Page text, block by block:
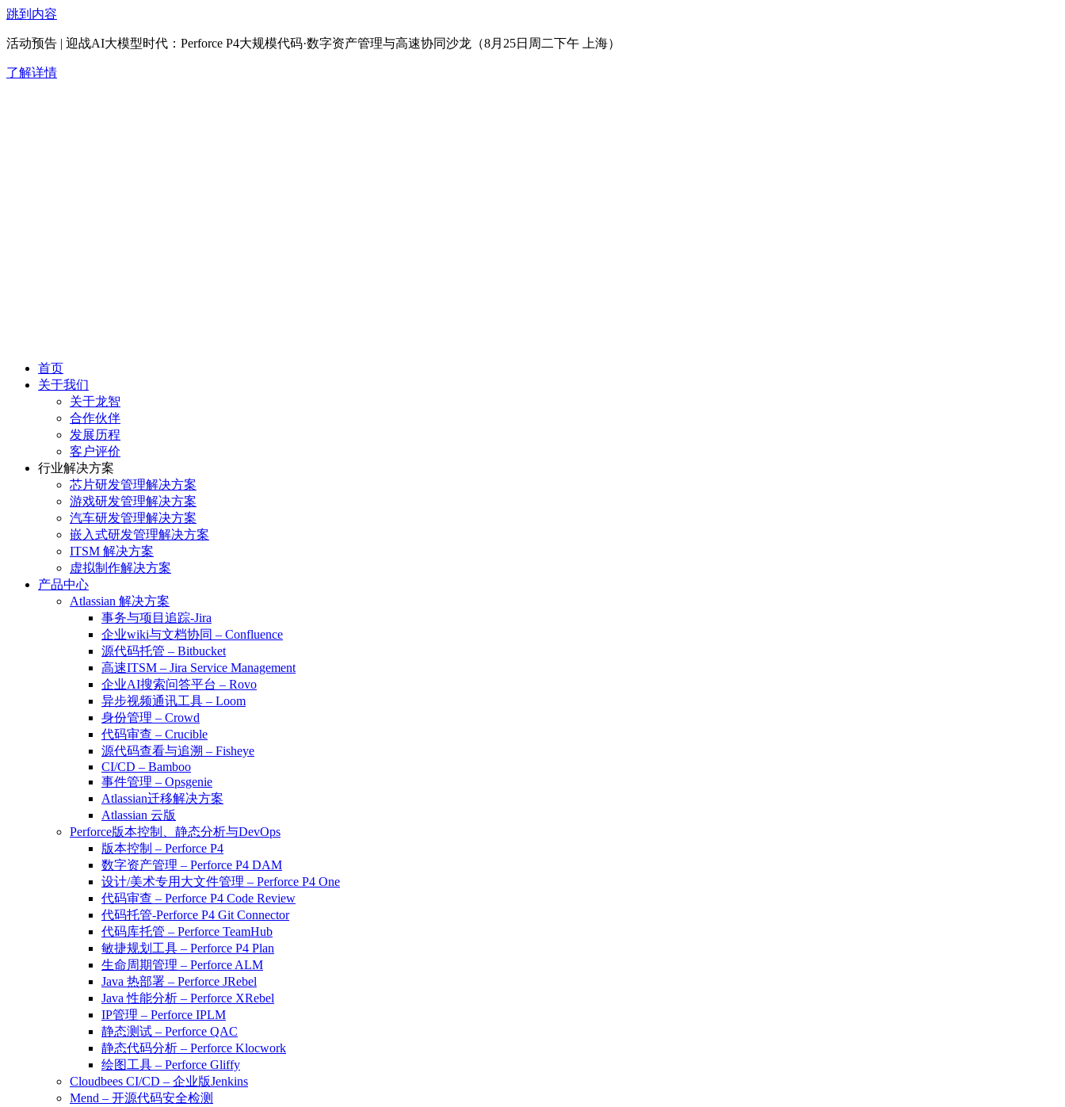
跳到内容
活动预告 | 迎战AI大模型时代：Perforce P4大规模代码·数字资产管理与高速协同沙龙（8月25日周二下午 上海）
了解详情
首页
关于我们
关于龙智
合作伙伴
发展历程
客户评价
行业解决方案
芯片研发管理解决方案
游戏研发管理解决方案
汽车研发管理解决方案
嵌入式研发管理解决方案
ITSM 解决方案
虚拟制作解决方案
产品中心
Atlassian 解决方案
事务与项目追踪-Jira
企业wiki与文档协同 – Confluence
源代码托管 – Bitbucket
高速ITSM – Jira Service Management
企业AI搜索问答平台 – Rovo
异步视频通讯工具 – Loom
身份管理 – Crowd
代码审查 – Crucible
源代码查看与追溯 – Fisheye
CI/CD – Bamboo
事件管理 – Opsgenie
Atlassian迁移解决方案
Atlassian 云版
Perforce版本控制、静态分析与DevOps
版本控制 – Perforce P4
数字资产管理 – Perforce P4 DAM
设计/美术专用大文件管理 – Perforce P4 One
代码审查 – Perforce P4 Code Review
代码托管-Perforce P4 Git Connector
代码库托管 – Perforce TeamHub
敏捷规划工具 – Perforce P4 Plan
生命周期管理 – Perforce ALM
Java 热部署 – Perforce JRebel
Java 性能分析 – Perforce XRebel
IP管理 – Perforce IPLM
静态测试 – Perforce QAC
静态代码分析 – Perforce Klocwork
绘图工具 – Perforce Gliffy
Cloudbees CI/CD – 企业版Jenkins
Mend – 开源代码安全检测